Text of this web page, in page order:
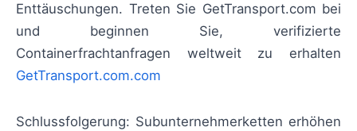
Enttäuschungen. Treten Sie GetTransport.com bei
und beginnen Sie, verifizierte
Containerfrachtanfragen weltweit zu erhalten
GetTransport.com.com
Schlussfolgerung: Subunternehmerketten erhöhen